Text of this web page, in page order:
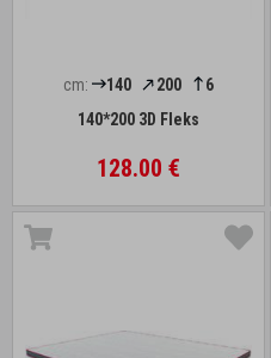
cm: 140 200
6
140*200 3D Fleks
128.00 €